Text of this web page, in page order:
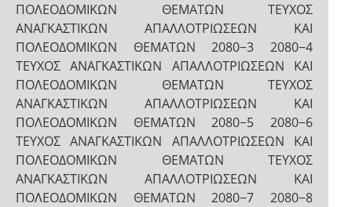
ΠΟΛΕΟΔΟΜΙΚΩΝ ΘΕΜΑΤΩΝ ΤΕΥΧΟΣ
ΑΝΑΓΚΑΣΤΙΚΩΝ ΑΠΑΛΛΟΤΡΙΩΣΕΩΝ ΚΑΙ
ΠΟΛΕΟΔΟΜΙΚΩΝ ΘΕΜΑΤΩΝ 2080−3 2080−4
ΤΕΥΧΟΣ ΑΝΑΓΚΑΣΤΙΚΩΝ ΑΠΑΛΛΟΤΡΙΩΣΕΩΝ ΚΑΙ
ΠΟΛΕΟΔΟΜΙΚΩΝ ΘΕΜΑΤΩΝ ΤΕΥΧΟΣ
ΑΝΑΓΚΑΣΤΙΚΩΝ ΑΠΑΛΛΟΤΡΙΩΣΕΩΝ ΚΑΙ
ΠΟΛΕΟΔΟΜΙΚΩΝ ΘΕΜΑΤΩΝ 2080−5 2080−6
ΤΕΥΧΟΣ ΑΝΑΓΚΑΣΤΙΚΩΝ ΑΠΑΛΛΟΤΡΙΩΣΕΩΝ ΚΑΙ
ΠΟΛΕΟΔΟΜΙΚΩΝ ΘΕΜΑΤΩΝ ΤΕΥΧΟΣ
ΑΝΑΓΚΑΣΤΙΚΩΝ ΑΠΑΛΛΟΤΡΙΩΣΕΩΝ ΚΑΙ
ΠΟΛΕΟΔΟΜΙΚΩΝ ΘΕΜΑΤΩΝ 2080−7 2080−8